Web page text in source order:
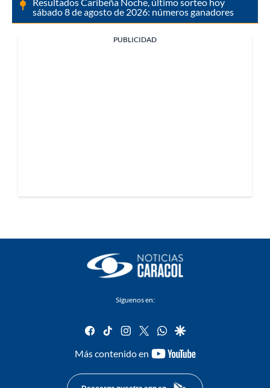
sábado 8 de agosto de 2026: números ganadores
PUBLICIDAD
Síguenos en:
facebook
tiktok instagram
twitterwhatsapp
google
Más contenido en
youtube-